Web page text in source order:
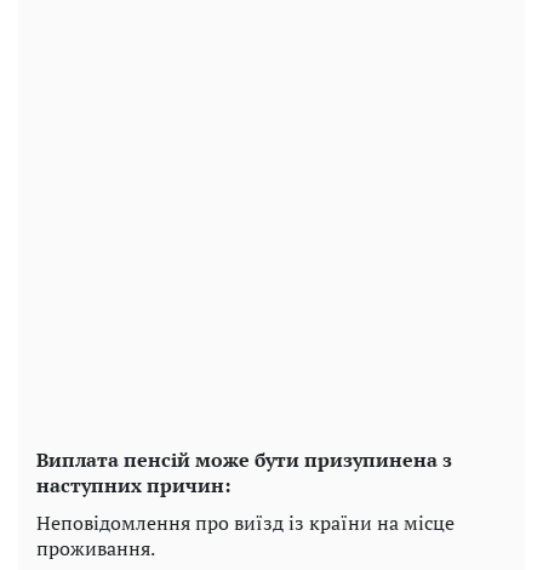
Виплата пенсій може бути призупинена з
наступних причин:
Неповідомлення про виїзд із країни на місце
проживання.